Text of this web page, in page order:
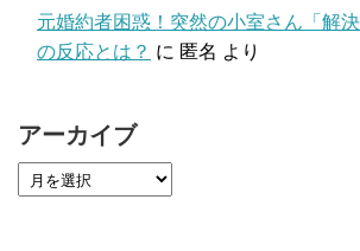
元婚約者困惑！突然の小室さん「解
の反応とは？ に 匿名 より
アーカイブ